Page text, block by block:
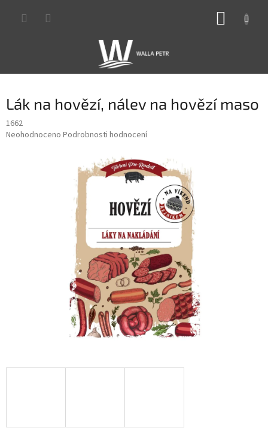
Lák na hovězí, nálev na hovězí maso
1662
Průměrné
Neohodnoceno Podrobnosti hodnocení